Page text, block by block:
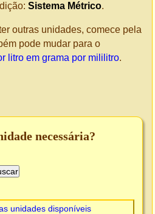
Sistema Métrico.
outras unidades, comece pela
pode mudar para o
litro em grama por mililitro.
necessária?
unidades disponíveis